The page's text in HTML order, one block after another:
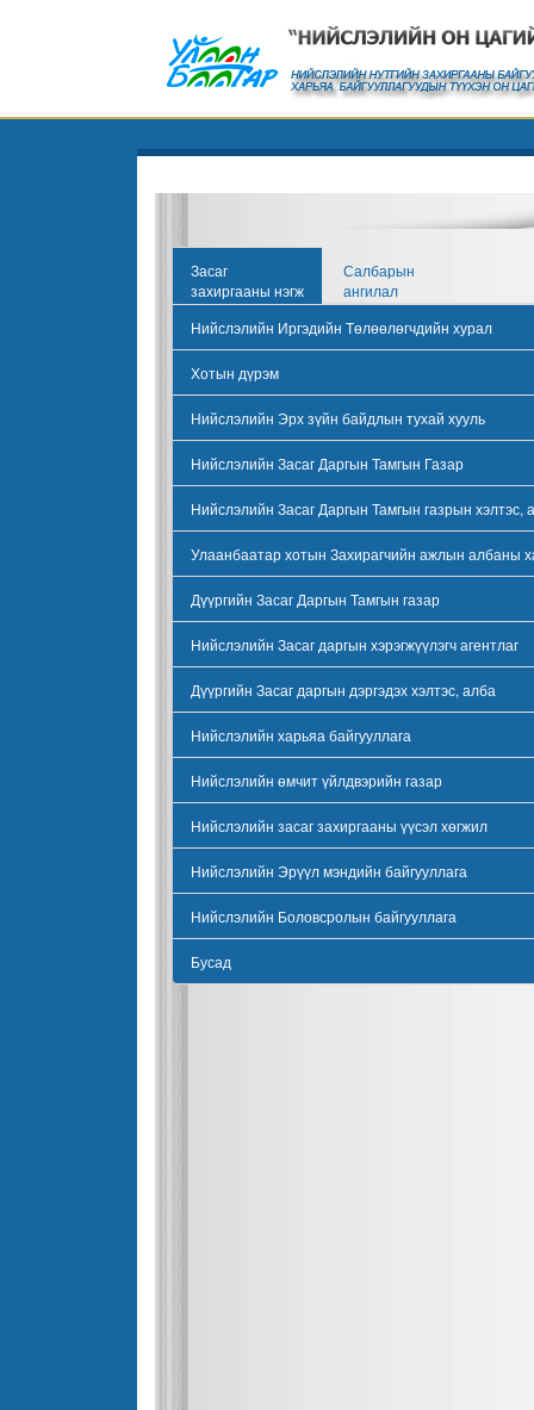
Засаг
захиргааны нэгж
Салбарын
ангилал
Нийслэлийн Иргэдийн Төлөөлөгчдийн хурал
Хотын дүрэм
Нийслэлийн Эрх зүйн байдлын тухай хууль
Нийслэлийн Засаг Даргын Тамгын Газар
Нийслэлийн Засаг Даргын Тамгын газрын хэлтэс,
Улаанбаатар хотын Захирагчийн ажлын албаны
Дүүргийн Засаг Даргын Тамгын газар
Нийслэлийн Засаг даргын хэрэгжүүлэгч агентлаг
Дүүргийн Засаг даргын дэргэдэх хэлтэс, алба
Нийслэлийн харьяа байгууллага
Нийслэлийн өмчит үйлдвэрийн газар
Нийслэлийн засаг захиргааны үүсэл хөгжил
Нийслэлийн Эрүүл мэндийн байгууллага
Нийслэлийн Боловсролын байгууллага
Бусад